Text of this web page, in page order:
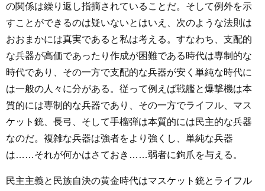
の関係は繰り返し指摘されていることだ。そして例外を示
すことができるのは疑いないとはいえ、次のような法則は
おおまかには真実であると私は考える。すなわち、支配的
な兵器が高価であったり作成が困難である時代は専制的な
時代であり、その一方で支配的な兵器が安く単純な時代に
は一般の人々に分がある。従って例えば戦艦と爆撃機は本
質的には専制的な兵器であり、その一方でライフル、マス
ケット銃、長弓、そして手榴弾は本質的には民主的な兵器
なのだ。複雑な兵器は強者をより強くし、単純な兵器
は……それが何かはさておき……弱者に鉤爪を与える。
民主主義と民族自決の黄金時代はマスケット銃とライフル